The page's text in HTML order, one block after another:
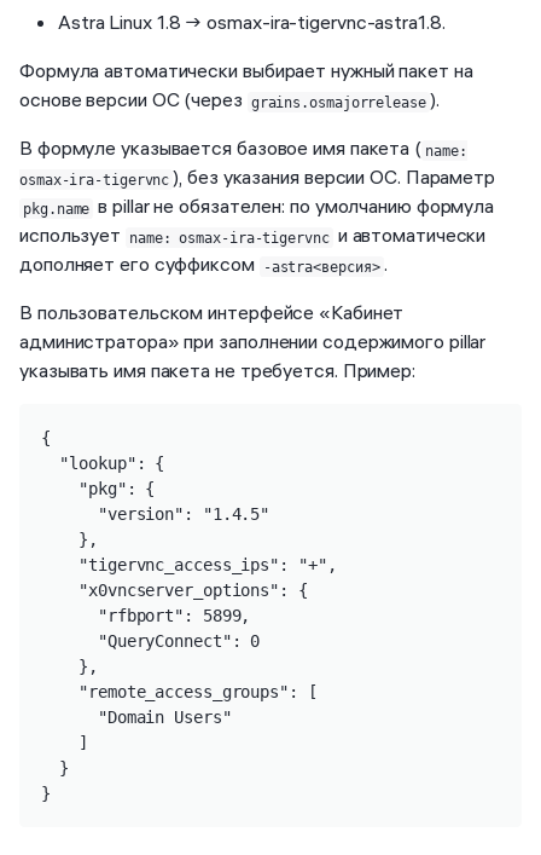
Astra Linux 1.8 → osmax-ira-tigervnc-astra1.8.
Формула автоматически выбирает нужный пакет на
основе версии ОС (через grains.osmajorrelease ).
В формуле указывается базовое имя пакета ( name:
osmax-ira-tigervnc ), без указания версии ОС. Параметр
pkg.name в pillar не обязателен: по умолчанию формула
использует
name: osmax-ira-tigervnc и автоматически
дополняет его суффиксом
-astra<версия> .
В пользовательском интерфейсе «Кабинет
администратора» при заполнении содержимого pillar
указывать имя пакета не требуется. Пример:
{
  "lookup": {
    "pkg": {
      "version": "1.4.5"
    },
    "tigervnc_access_ips": "+",
    "x0vncserver_options": {
      "rfbport": 5899,
      "QueryConnect": 0
    },
    "remote_access_groups": [
      "Domain Users"
    ]
  }
}